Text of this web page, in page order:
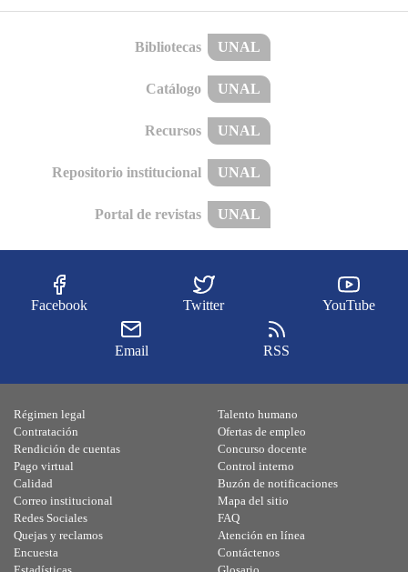
Bibliotecas UNAL
Catálogo UNAL
Recursos UNAL
Repositorio institucional UNAL
Portal de revistas UNAL
Facebook Twitter YouTube
Email RSS
Régimen legal
Contratación
Rendición de cuentas
Pago virtual
Calidad
Talento humano
Ofertas de empleo
Concurso docente
Control interno
Buzón de notificaciones
Correo institucional
Redes Sociales
Quejas y reclamos
Encuesta
Mapa del sitio
FAQ
Atención en línea
Contáctenos